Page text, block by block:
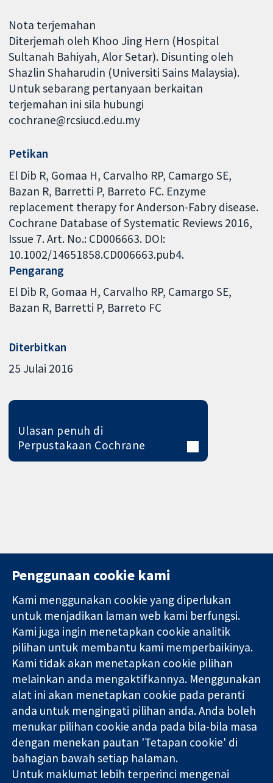
Nota terjemahan
Diterjemah oleh Khoo Jing Hern (Hospital
Sultanah Bahiyah, Alor Setar). Disunting oleh
Shazlin Shaharudin (Universiti Sains Malaysia).
Untuk sebarang pertanyaan berkaitan
terjemahan ini sila hubungi
cochrane@rcsiucd.edu.my
Petikan
El Dib R, Gomaa H, Carvalho RP, Camargo SE,
Bazan R, Barretti P, Barreto FC. Enzyme
replacement therapy for Anderson-Fabry disease.
Cochrane Database of Systematic Reviews 2016,
Issue 7. Art. No.: CD006663. DOI:
10.1002/14651858.CD006663.pub4.
Pengarang
El Dib R Gomaa H Carvalho RP Camargo SE
Bazan R Barretti P Barreto FC
Diterbitkan
25 Julai 2016
Ulasan penuh di
Perpustakaan Cochrane
Bukti yang
dipercayai.
keputusan
termaklum
Kesihatan yang
lebih baik
11-13 Cavendish
Square
London
W1G 0AN
United Kingdom
Hubungi kita
Berita
Pejabat
akhbar
Perihal Kami
Pekerjaan
Cochrane
Library
Kolaborasi Cochrane ialah sebuah badan amal (no. 1045921) dan
sebuah syarikat terhad oleh jaminan (no. 03044323) yang
berdaftar di England & Wales. Nombor pendaftaran VAT GB 718
Penggunaan cookie kami
Kami menggunakan cookie yang diperlukan
untuk menjadikan laman web kami berfungsi.
Kami juga ingin menetapkan cookie analitik
pilihan untuk membantu kami memperbaikinya.
Kami tidak akan menetapkan cookie pilihan
melainkan anda mengaktifkannya. Menggunakan
alat ini akan menetapkan cookie pada peranti
anda untuk mengingati pilihan anda. Anda boleh
menukar pilihan cookie anda pada bila-bila masa
dengan menekan pautan 'Tetapan cookie' di
bahagian bawah setiap halaman.
Untuk maklumat lebih terperinci mengenai